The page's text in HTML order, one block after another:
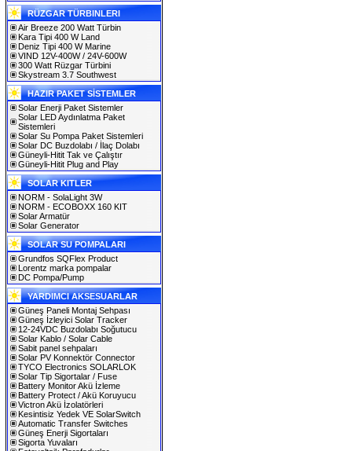
RÜZGAR TÜRBINLERI
Air Breeze 200 Watt Türbin
Kara Tipi 400 W Land
Deniz Tipi 400 W Marine
VIND 12V-400W / 24V-600W
300 Watt Rüzgar Türbini
Skystream 3.7 Southwest
HAZIR PAKET SİSTEMLER
Solar Enerji Paket Sistemler
Solar LED Aydınlatma Paket
Sistemleri
Solar Su Pompa Paket Sistemleri
Solar DC Buzdolabı / İlaç Dolabı
Güneyli-Hitit Tak ve Çalıştır
Güneyli-Hitit Plug and Play
SOLAR KITLER
NORM - SolaLight 3W
NORM - ECOBOXX 160 KIT
Solar Armatür
Solar Generator
SOLAR SU POMPALARI
Grundfos SQFlex Product
Lorentz marka pompalar
DC Pompa/Pump
YARDIMCI AKSESUARLAR
Güneş Paneli Montaj Sehpası
Güneş İzleyici Solar Tracker
12-24VDC Buzdolabı Soğutucu
Solar Kablo / Solar Cable
Sabit panel sehpaları
Solar PV Konnektör Connector
TYCO Electronics SOLARLOK
Solar Tip Sigortalar / Fuse
Battery Monitor Akü İzleme
Battery Protect / Akü Koruyucu
Victron Akü İzolatörleri
Kesintisiz Yedek VE SolarSwitch
Automatic Transfer Switches
Güneş Enerji Sigortaları
Sigorta Yuvaları